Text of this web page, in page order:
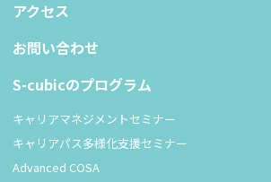
アクセス
お問い合わせ
S-cubicのプログラム
キャリアマネジメントセミナー
キャリアパス多様化支援セミナー
Advanced COSA